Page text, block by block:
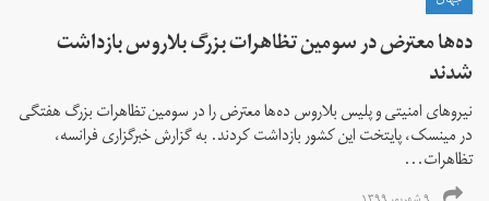
ده‌ها معترض در سومین تظاهرات بزرگ بلاروس بازداشت
شدند
نیروهای امنیتی و پلیس بلاروس ده‌ها معترض را در سومین تظاهرات بزرگ هفتگی
در مینسک، پایتخت این کشور بازداشت کردند. به گزارش خبرگزاری فرانسه،
تظاهرات...